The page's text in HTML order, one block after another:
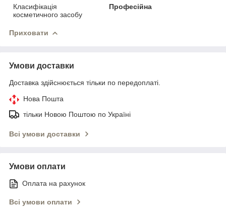
Класифікація
косметичного засобу
Професійна
Приховати
Умови доставки
Доставка здійснюється тільки по передоплаті.
Нова Пошта
тільки Новою Поштою по Україні
Всі умови доставки
Умови оплати
Оплата на рахунок
Всі умови оплати